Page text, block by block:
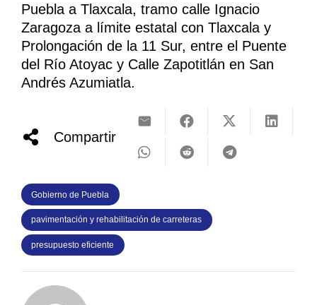
Puebla a Tlaxcala, tramo calle Ignacio
Zaragoza a límite estatal con Tlaxcala y
Prolongación de la 11 Sur, entre el Puente
del Río Atoyac y Calle Zapotitlán en San
Andrés Azumiatla.
Compartir
Gobierno de Puebla
pavimentación y rehabilitación de carreteras
presupuesto eficiente